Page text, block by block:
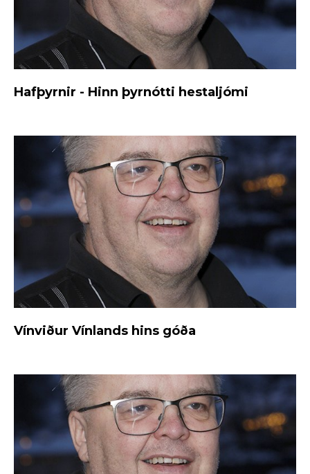
Hafþyrnir - Hinn þyrnótti hestaljómi
Vínviður Vínlands hins góða